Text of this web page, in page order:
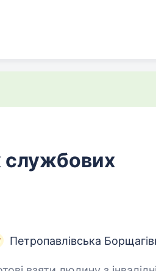
службових
Петропавлівська